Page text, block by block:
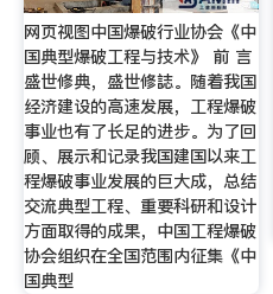
网页视图中国爆破行业协会《中
国典型爆破工程与技术》 前 言
盛世修典，盛世修誌。随着我国
经济建设的高速发展，工程爆破
事业也有了长足的进步。为了回
顾、展示和记录我国建国以来工
程爆破事业发展的巨大成，总结
交流典型工程、重要科研和设计
方面取得的成果，中国工程爆破
协会组织在全国范围内征集《中
国典型